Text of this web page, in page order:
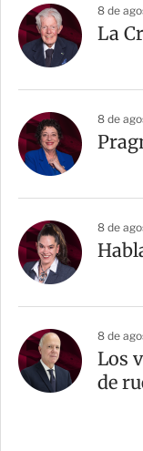
8 de
La
8 de
8 de
8 de
Los
de